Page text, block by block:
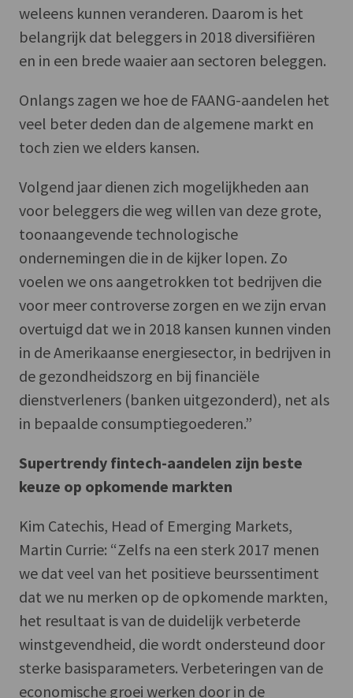
weleens kunnen veranderen. Daarom is het
belangrijk dat beleggers in 2018 diversifiëren
en in een brede waaier aan sectoren beleggen.
Onlangs zagen we hoe de FAANG-aandelen het
veel beter deden dan de algemene markt en
toch zien we elders kansen.
Volgend jaar dienen zich mogelijkheden aan
voor beleggers die weg willen van deze grote,
toonaangevende technologische
ondernemingen die in de kijker lopen. Zo
voelen we ons aangetrokken tot bedrijven die
voor meer controverse zorgen en we zijn ervan
overtuigd dat we in 2018 kansen kunnen vinden
in de Amerikaanse energiesector, in bedrijven in
de gezondheidszorg en bij financiële
dienstverleners (banken uitgezonderd), net als
in bepaalde consumptiegoederen.”
Supertrendy fintech-aandelen zijn beste
keuze op opkomende markten
Kim Catechis, Head of Emerging Markets,
Martin Currie: “Zelfs na een sterk 2017 menen
we dat veel van het positieve beurssentiment
dat we nu merken op de opkomende markten,
het resultaat is van de duidelijk verbeterde
winstgevendheid, die wordt ondersteund door
sterke basisparameters. Verbeteringen van de
economische groei werken door in de